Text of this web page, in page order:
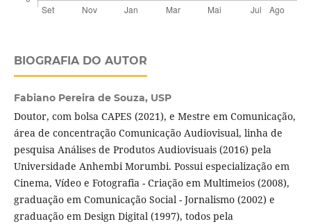
BIOGRAFIA DO AUTOR
Fabiano Pereira de Souza, USP
Doutor, com bolsa CAPES (2021), e Mestre em Comunicação,
área de concentração Comunicação Audiovisual, linha de
pesquisa Análises de Produtos Audiovisuais (2016) pela
Universidade Anhembi Morumbi. Possui especialização em
Cinema, Vídeo e Fotografia - Criação em Multimeios (2008),
graduação em Comunicação Social - Jornalismo (2002) e
graduação em Design Digital (1997), todos pela